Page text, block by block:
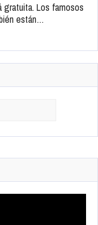
gratuita. Los famosos
están…